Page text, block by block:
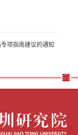
项指南建议的通知